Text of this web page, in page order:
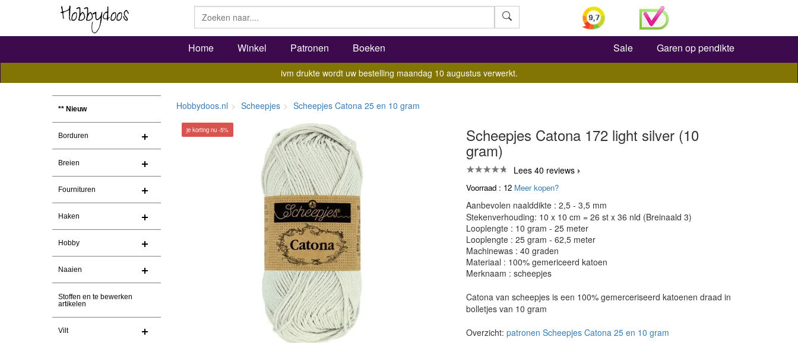
Zoeken
Home Winkel Patronen Boeken Sale Garen op pendikte
ivm drukte wordt uw bestelling maandag 10 augustus verwerkt.
** Nieuw
Borduren
Breien
Fournituren
Haken
Hobby
Naaien
Stoffen en te bewerken
artikelen
Vilt
Hobbydoos.nl Scheepjes Scheepjes Catona 25 en 10 gram
je korting nu -5% Scheepjes Catona 172 light silver (10
gram)
Lees 40 reviews
Voorraad : 12 Meer kopen?
Aanbevolen naalddikte : 2,5 - 3,5 mm
Stekenverhouding: 10 x 10 cm = 26 st x 36 nld (Breinaald 3)
Looplengte : 10 gram - 25 meter
Looplengte : 25 gram - 62,5 meter
Machinewas : 40 graden
Materiaal : 100% gemericeerd katoen
Merknaam : scheepjes
Catona van scheepjes is een 100% gemerceriseerd katoenen draad in
bolletjes van 10 gram
Overzicht: patronen Scheepjes Catona 25 en 10 gram